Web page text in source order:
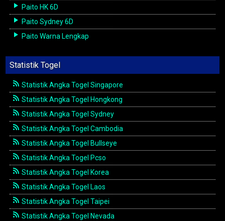
Paito HK 6D
Paito Sydney 6D
Paito Warna Lengkap
Statistik Togel
Statistik Angka Togel Singapore
Statistik Angka Togel Hongkong
Statistik Angka Togel Sydney
Statistik Angka Togel Cambodia
Statistik Angka Togel Bullseye
Statistik Angka Togel Pcso
Statistik Angka Togel Korea
Statistik Angka Togel Laos
Statistik Angka Togel Taipei
Statistik Angka Togel Nevada